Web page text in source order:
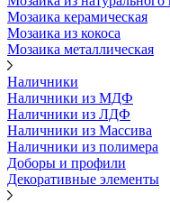
Мозаика керамическая
Мозаика из кокоса
Мозаика металлическая
Наличники
Наличники из МДФ
Наличники из ЛДФ
Наличники из Массива
Наличники из полимера
Доборы и профили
Декоративные элементы